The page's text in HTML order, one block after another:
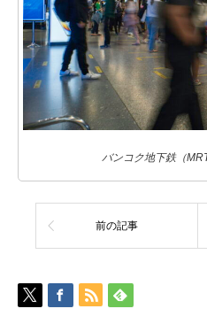
バンコク地下鉄（
前の記事